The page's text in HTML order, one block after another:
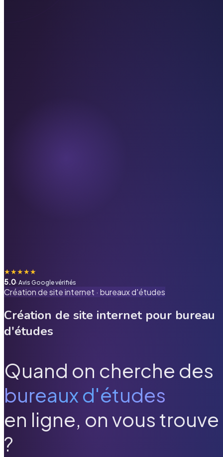
★★★★★
5.0· Avis Google vérifiés
Création de site internet · bureaux d'études
Création de site internet pour bureau
d'études
Quand on cherche des
bureaux d'études
en ligne, on vous trouve
?